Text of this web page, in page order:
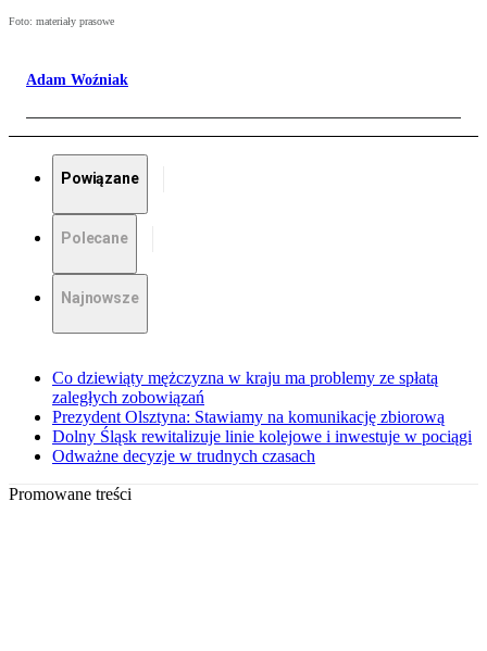
Foto: materiały prasowe
Adam Woźniak
Powiązane
Polecane
Najnowsze
Co dziewiąty mężczyzna w kraju ma problemy ze spłatą
zaległych zobowiązań
Prezydent Olsztyna: Stawiamy na komunikację zbiorową
Dolny Śląsk rewitalizuje linie kolejowe i inwestuje w pociągi
Odważne decyzje w trudnych czasach
Promowane treści